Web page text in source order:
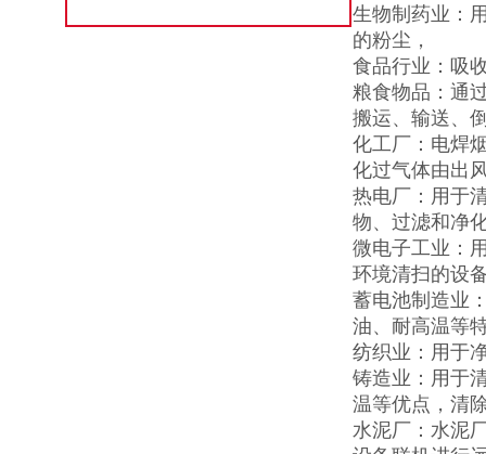
生物制药业：
的粉尘，
食品行业：吸
粮食物品：通
搬运、输送、
化工厂：电焊
化过气体由出
热电厂：用于
物、过滤和净
微电子工业：
环境清扫的设
蓄电池制造业
油、耐高温等
纺织业：用于
铸造业：用于
温等优点，清
水泥厂：水泥